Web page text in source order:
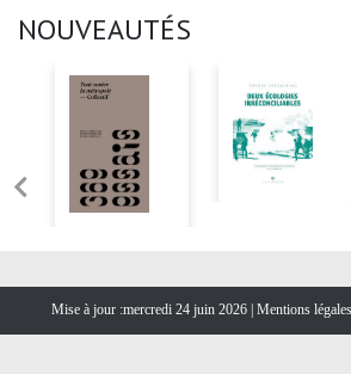
NOUVEAUTÉS
Mise à jour :mercredi 24 juin 2026 | Mentions légales